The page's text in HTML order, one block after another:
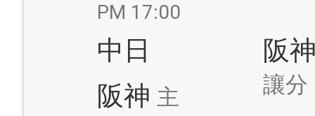
PM 17:00
中日
阪神 主
阪
讓分